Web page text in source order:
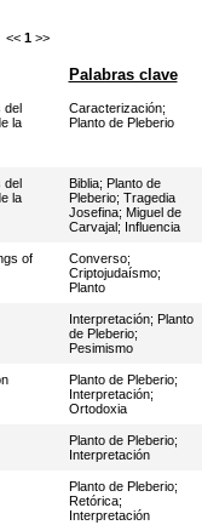
<< 1 >>
Palabras clave
del
la
Caracterización;
Planto de Pleberio
del
la
Biblia; Planto de
Pleberio; Tragedia
Josefina; Miguel de
Carvajal; Influencia
of
Converso;
Criptojudaísmo;
Planto
Interpretación; Planto
de Pleberio;
Pesimismo
Planto de Pleberio;
Interpretación;
Ortodoxia
Planto de Pleberio;
Interpretación
Planto de Pleberio;
Retórica;
Interpretación